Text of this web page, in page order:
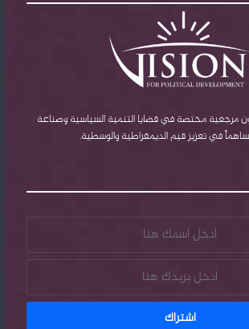
مرجعية مختصة في قضايا التنمية السياسية وصناعة
في تعزيز قيم الديمقراطية والوسطية.